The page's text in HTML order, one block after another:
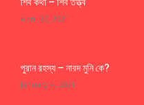
April 20, 2021
পুরান রহস্য – নারদ মুনি কে?
January 4, 2021